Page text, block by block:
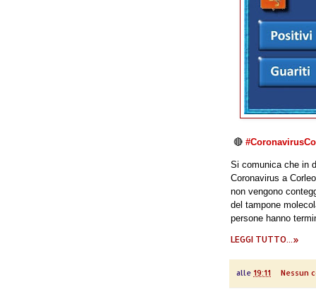
🔴
Si comunica che in
Coronavirus a
non vengono
del tampone
persone hanno
LEGGI TUTTO...»
alle 19:11 Nessun